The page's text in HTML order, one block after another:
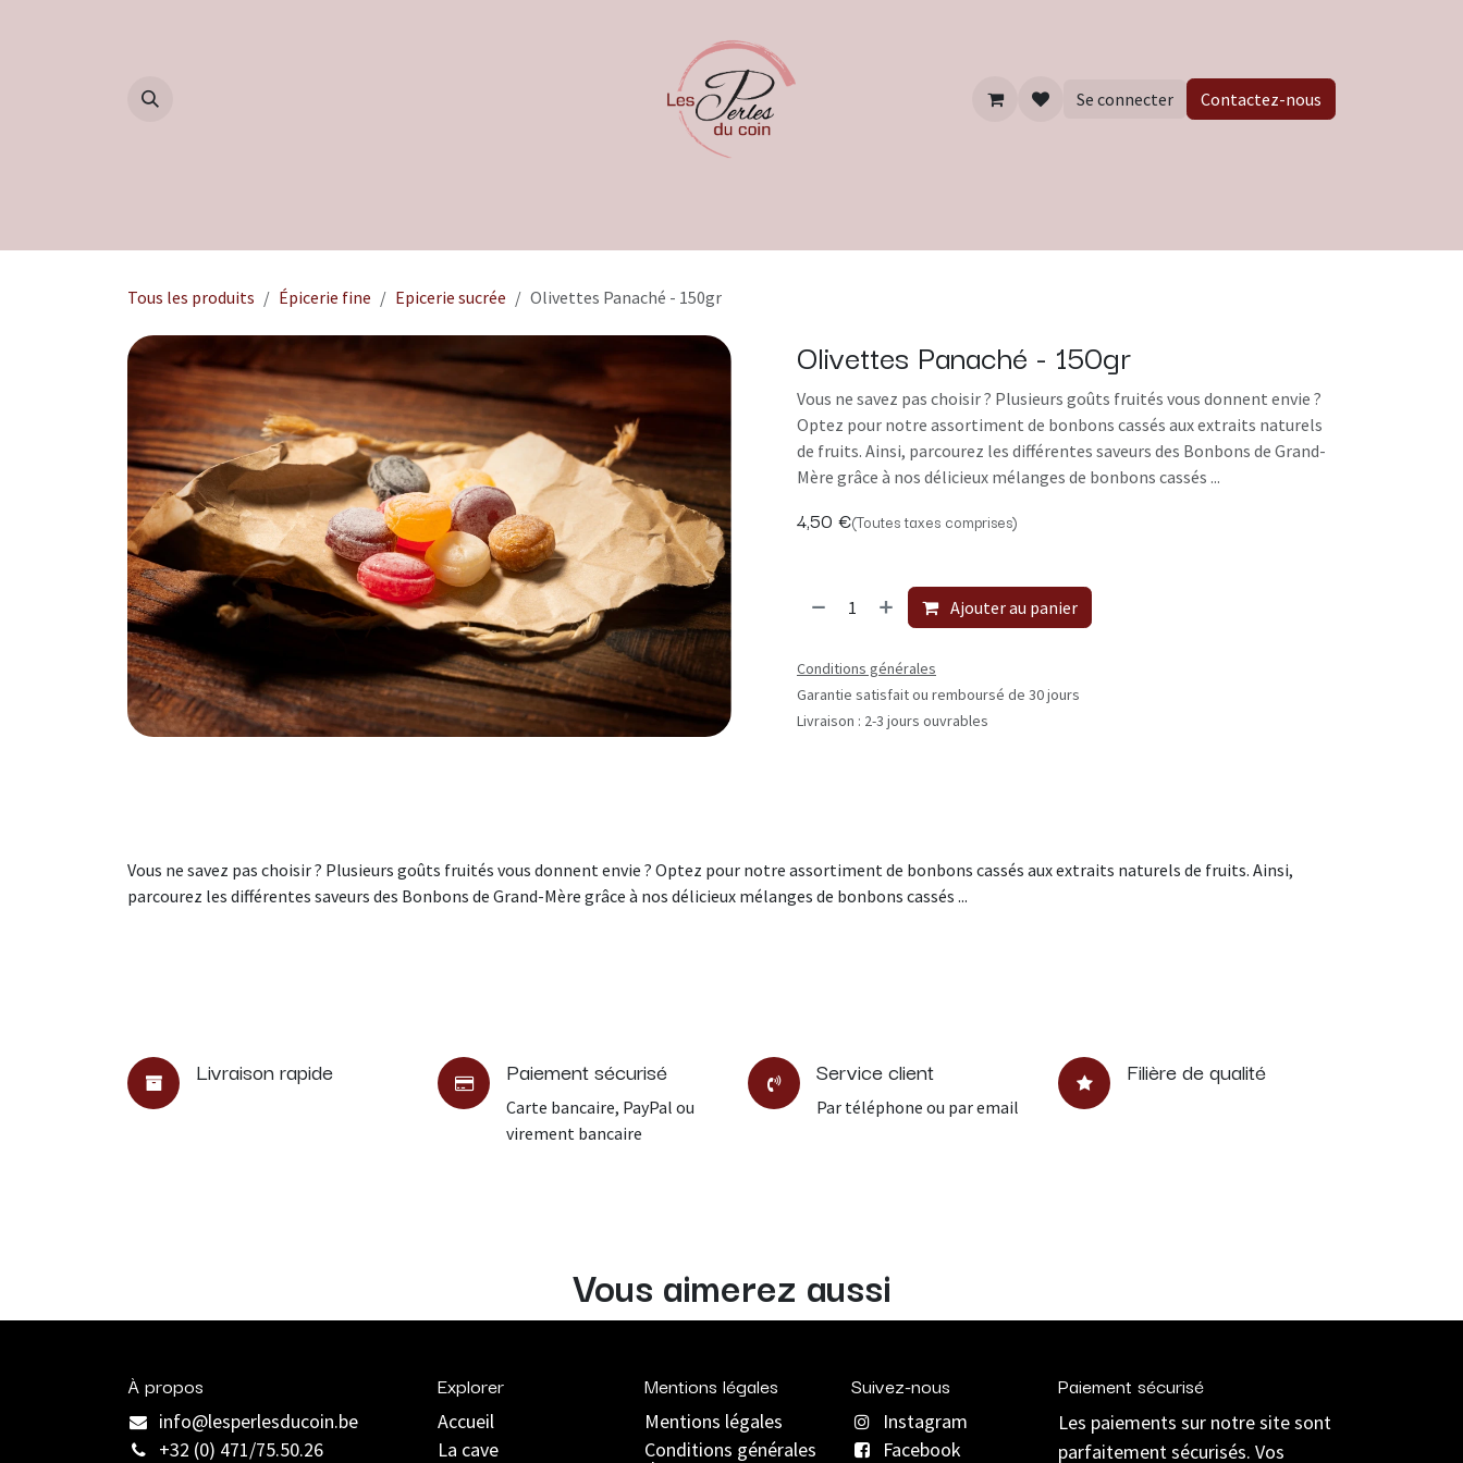
Se connecter Contactez-nous
Tous les produits Épicerie fine Epicerie sucrée Olivettes Panaché - 150gr
Olivettes Panaché - 150gr
Vous ne savez pas choisir ? Plusieurs goûts fruités vous donnent envie ?
Optez pour notre assortiment de bonbons cassés aux extraits naturels
de fruits. Ainsi, parcourez les différentes saveurs des Bonbons de Grand-
Mère grâce à nos délicieux mélanges de bonbons cassés ...
4,50 €(Toutes taxes comprises)
Ajouter au panier
Conditions générales
Garantie satisfait ou remboursé de 30 jours
Livraison : 2-3 jours ouvrables
Vous ne savez pas choisir ? Plusieurs goûts fruités vous donnent envie ? Optez pour notre assortiment de bonbons cassés aux extraits naturels de fruits. Ainsi,
parcourez les différentes saveurs des Bonbons de Grand-Mère grâce à nos délicieux mélanges de bonbons cassés ...
Livraison rapide Paiement sécurisé
Carte bancaire, PayPal ou
virement bancaire
Service client
Par téléphone ou par email
Filière de qualité
Vous aimerez aussi
À propos
info@lesperlesducoin.be​
+32 (0) 471/75.50.26
Explorer
Accueil
La cave
Mentions légales
Mentions légales
Conditions générales
Suivez-nous
Instagram
Facebook
Paiement sécurisé
Les paiements sur notre site sont
parfaitement sécurisés. Vos